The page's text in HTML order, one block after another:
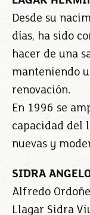
Desde su
días, ha sido
hacer de una
manteniendo
renovación.
En 1996 se
capacidad del
nuevas y
SIDRA
Alfredo
Llagar Sidra